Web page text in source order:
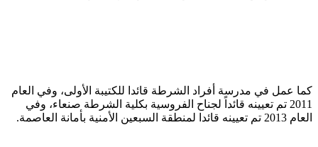
كما عمل في مدرسة أفراد الشرطة قائدا للكتيبة الأولى، وفي العام
2011 تم تعيينه قائداً لجناح الفروسية بكلية الشرطة صنعاء، وفي
العام 2013 تم تعيينه قائدا لمنطقة السبعين الأمنية بأمانة العاصمة.